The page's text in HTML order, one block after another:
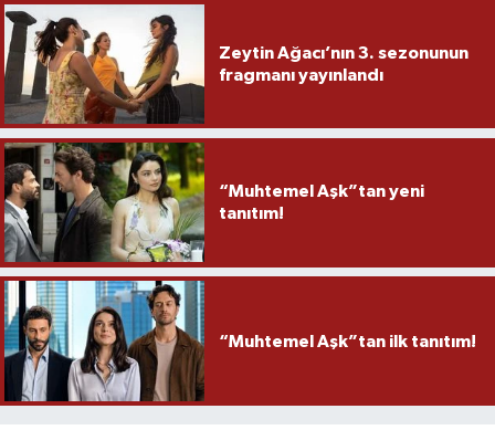
Zeytin Ağacı’nın 3. sezonunun
fragmanı yayınlandı
“Muhtemel Aşk”tan yeni
tanıtım!
“Muhtemel Aşk”tan ilk tanıtım!